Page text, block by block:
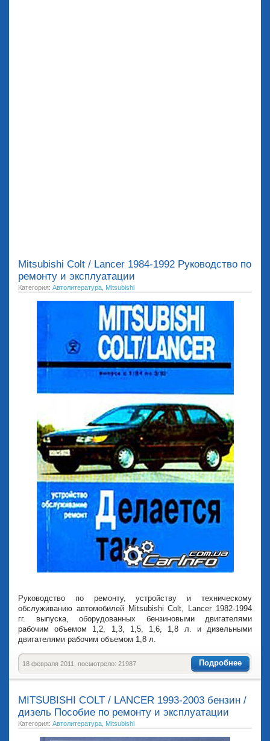
Mitsubishi Colt / Lancer 1984-1992 Руководство по
ремонту и эксплуатации
Категория: Автолитература Mitsubishi
Руководство по ремонту, устройству и техническому
обслуживанию автомобилей Mitsubishi Colt, Lancer 1982-1994
гг. выпуска, оборудованных бензиновыми двигателями
рабочим объемом 1,2, 1,3, 1,5, 1,6, 1,8 л. и дизельными
двигателями рабочим объемом 1,8 л.
Подробнее
18 февраля 2011, посмотрело: 21987
MITSUBISHI COLT / LANCER 1993-2003 бензин /
дизель Пособие по ремонту и эксплуатации
Категория: Автолитература Mitsubishi